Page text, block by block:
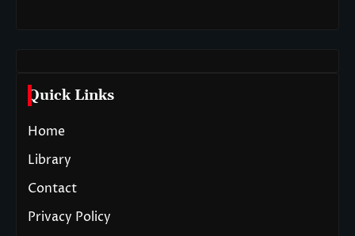
Quick Links
Home
Library
Contact
Privacy Policy